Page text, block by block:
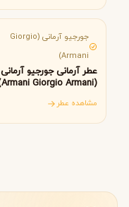
جورجیو آرمانی (Giorgio
Armani)
عطر آرمانی جورجیو آرمانی
(Armani Giorgio Armani)
مشاهده عطر